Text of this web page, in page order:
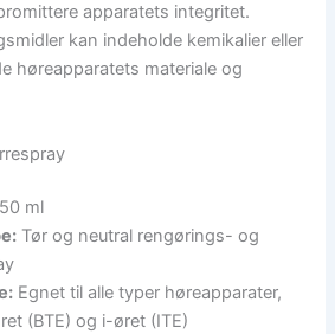
apparatets integritet.
kan indeholde kemikalier eller
høreapparatets materiale og
ml
Tør og neutral rengørings- og
Egnet til alle typer høreapparater,
(BTE) og i-øret (ITE)